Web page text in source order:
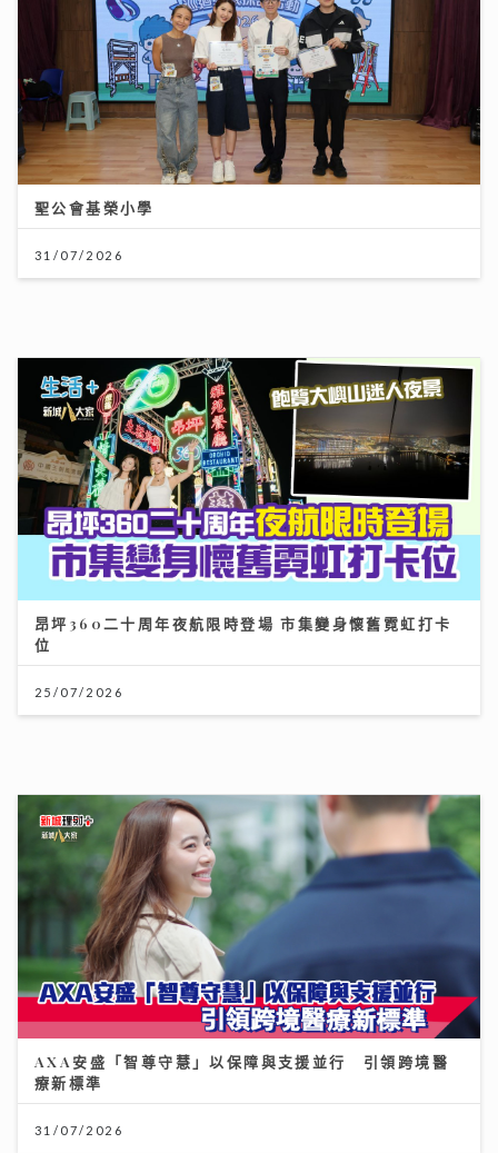
聖公會基榮小學
31/07/2026
昂坪360二十周年夜航限時登場 市集變身懷舊霓虹打卡
位
25/07/2026
31/07/2026
《原來生活好快樂》｜張馳豪大嘆拍劇未獻熒幕初吻 新
歌《樂活道》玩出新鮮感唱功大有進步